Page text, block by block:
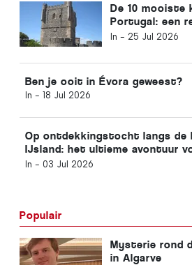
De 10 mooiste
Portugal: een
geschiedenis
In - 25 Jul 2026
Ben je ooit in Évora geweest?
In - 18 Jul 2026
Op ontdekkingstocht langs de
IJsland: het ultieme avontuur
schilderachtige roadtrip
In - 03 Jul 2026
Populair
Mysterie rond
in Algarve